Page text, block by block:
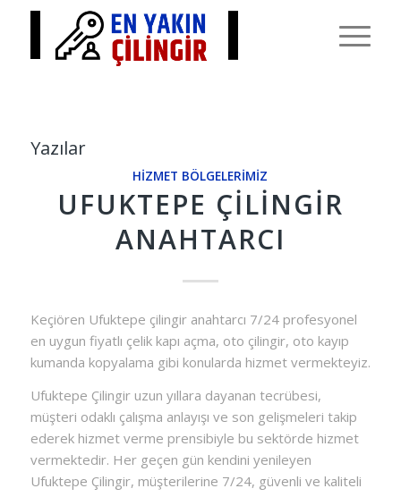
Yazılar
HIZMET BÖLGELERIMIZ
UFUKTEPE ÇILINGIR
ANAHTARCI
Keçiören Ufuktepe çilingir anahtarcı 7/24 profesyonel
en uygun fiyatlı çelik kapı açma, oto çilingir, oto kayıp
kumanda kopyalama gibi konularda hizmet vermekteyiz.
Ufuktepe Çilingir uzun yıllara dayanan tecrübesi,
müşteri odaklı çalışma anlayışı ve son gelişmeleri takip
ederek hizmet verme prensibiyle bu sektörde hizmet
vermektedir. Her geçen gün kendini yenileyen
Ufuktepe Çilingir, müşterilerine 7/24, güvenli ve kaliteli